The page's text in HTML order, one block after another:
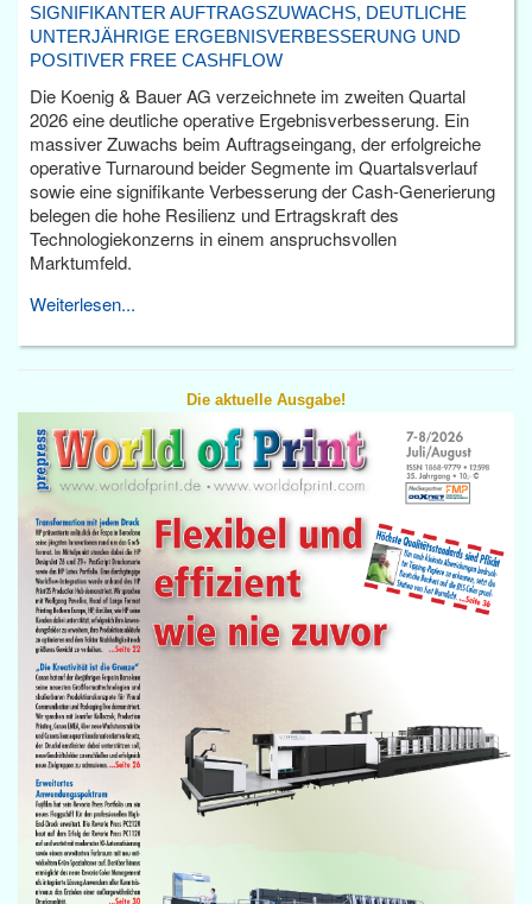
SIGNIFIKANTER AUFTRAGSZUWACHS, DEUTLICHE
UNTERJÄHRIGE ERGEBNISVERBESSERUNG UND
POSITIVER FREE CASHFLOW
Die Koenig & Bauer AG verzeichnete im zweiten Quartal
2026 eine deutliche operative Ergebnisverbesserung. Ein
massiver Zuwachs beim Auftragseingang, der erfolgreiche
operative Turnaround beider Segmente im Quartalsverlauf
sowie eine signifikante Verbesserung der Cash-Generierung
belegen die hohe Resilienz und Ertragskraft des
Technologiekonzerns in einem anspruchsvollen
Marktumfeld.
Weiterlesen...
Die aktuelle Ausgabe!